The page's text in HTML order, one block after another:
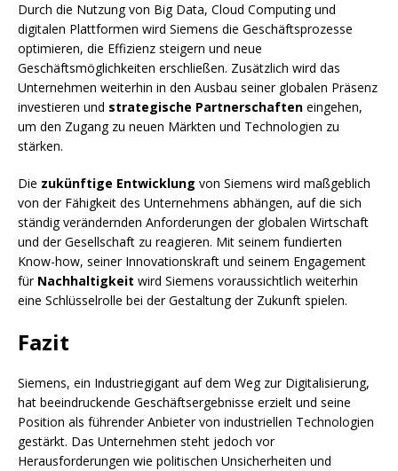
Durch die Nutzung von Big Data, Cloud Computing und
digitalen Plattformen wird Siemens die Geschäftsprozesse
optimieren, die Effizienz steigern und neue
Geschäftsmöglichkeiten erschließen. Zusätzlich wird das
Unternehmen weiterhin in den Ausbau seiner globalen Präsenz
investieren und strategische Partnerschaften eingehen,
um den Zugang zu neuen Märkten und Technologien zu
stärken.
Die zukünftige Entwicklung von Siemens wird maßgeblich
von der Fähigkeit des Unternehmens abhängen, auf die sich
ständig verändernden Anforderungen der globalen Wirtschaft
und der Gesellschaft zu reagieren. Mit seinem fundierten
Know-how, seiner Innovationskraft und seinem Engagement
für Nachhaltigkeit wird Siemens voraussichtlich weiterhin
eine Schlüsselrolle bei der Gestaltung der Zukunft spielen.
Fazit
Siemens, ein Industriegigant auf dem Weg zur Digitalisierung,
hat beeindruckende Geschäftsergebnisse erzielt und seine
Position als führender Anbieter von industriellen Technologien
gestärkt. Das Unternehmen steht jedoch vor
Herausforderungen wie politischen Unsicherheiten und